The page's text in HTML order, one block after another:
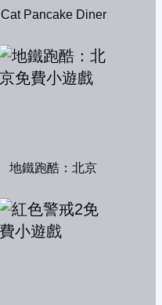
Cat Pancake Diner
地鐵跑酷：北京